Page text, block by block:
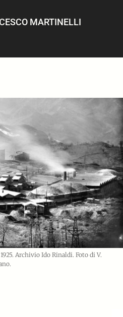
MARTINELLI
Archivio Ido Rinaldi. Foto di V.